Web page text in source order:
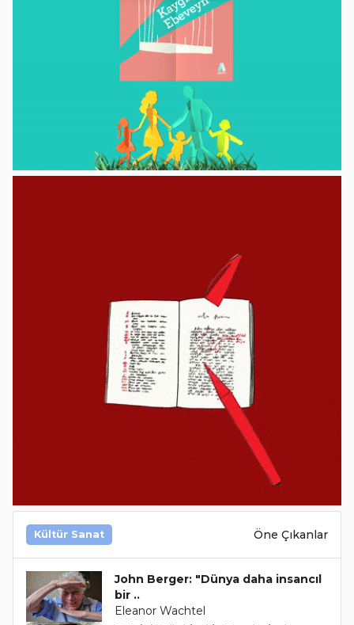
Kültür Sanat Öne Çıkanlar
John Berger: "Dünya daha insancıl
bir ..
Eleanor Wachtel